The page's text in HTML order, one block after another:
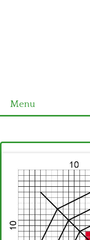
Menu
Ultimi schemi
Alfabeto
Bambini
Disney
Thun